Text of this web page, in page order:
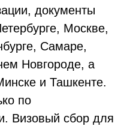
документы
Москве,
Самаре,
Новгороде, а
и Ташкенте.
по
Визовый сбор для